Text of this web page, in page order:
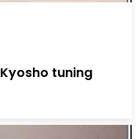
Kyosho tuning